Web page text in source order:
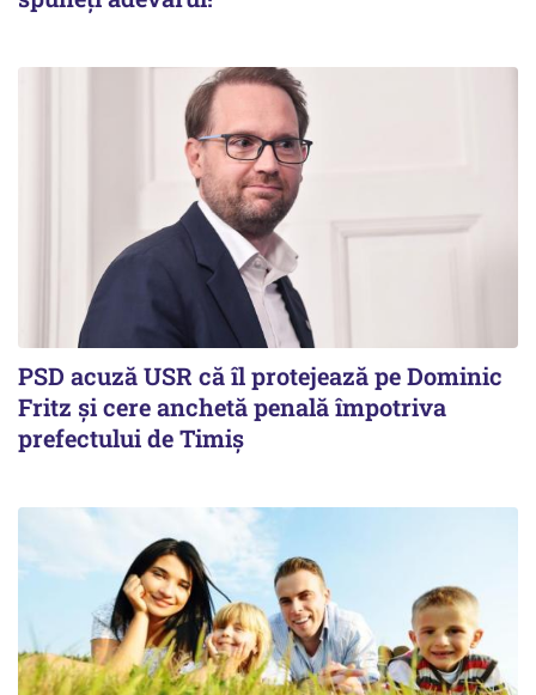
PSD acuză USR că îl protejează pe Dominic
Fritz și cere anchetă penală împotriva
prefectului de Timiș